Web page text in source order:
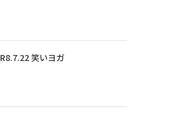
R8.7.22 笑いヨガ